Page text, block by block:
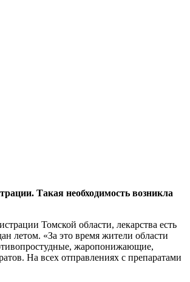
Такая необходимость возникла
Томской области, лекарства есть
летом. «За это время жители области
жаропонижающие,
На всех отправлениях с препаратами